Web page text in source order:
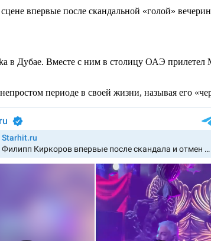
впервые после скандальной «голой»
в Дубае. Вместе с ним в столицу ОАЭ
периоде в своей жизни, называя его